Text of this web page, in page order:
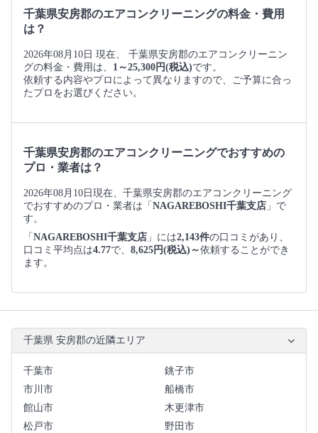
千葉県安房郡のエアコンクリーニングの料金・費用
は？
2026年08月10日 現在、 千葉県安房郡のエアコンクリーニン
グの料金・費用は、 1～25,300円(税込)です。
依頼する内容やプロによって異なりますので、ご予算に合っ
たプロをお選びください。
千葉県安房郡のエアコンクリーニングでおすすめの
プロ・業者は？
2026年08月10日現在、千葉県安房郡のエアコンクリーニング
でおすすめのプロ・業者は「 NAGAREBOSHI千葉支店 」で
す。
「 NAGAREBOSHI千葉支店 」には2,143件の口コミがあり、
口コミ平均点は4.77で、 8,625円(税込)～依頼することができ
ます。
千葉県 安房郡の近隣エリア
千葉市
銚子市
市川市
船橋市
館山市
木更津市
松戸市
野田市